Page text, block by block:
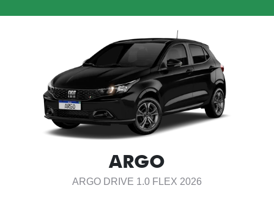
ARGO
ARGO DRIVE 1.0 FLEX 2026